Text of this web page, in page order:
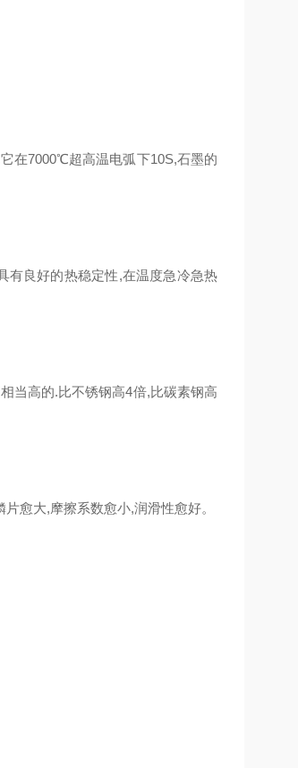
在7000℃超高温电弧下10S,石墨的
有良好的热稳定性,在温度急冷急热
当高的.比不锈钢高4倍,比碳素钢高
愈大,摩擦系数愈小,润滑性愈好。